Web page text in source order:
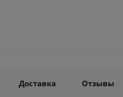
Доставка Отзывы